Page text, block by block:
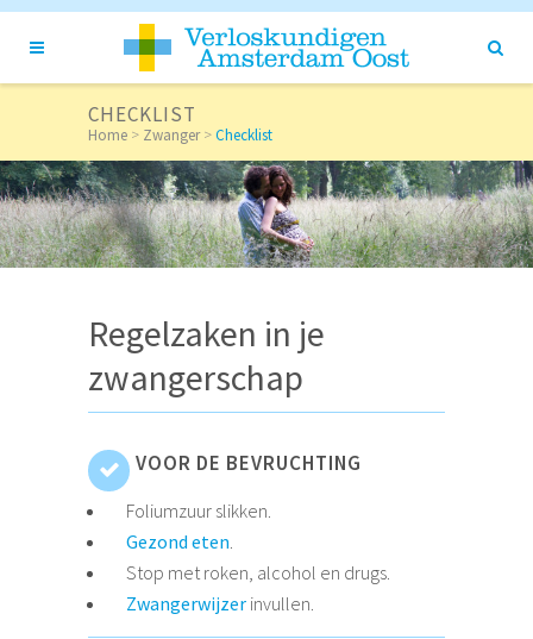
CHECKLIST
Home > Zwanger>Checklist
Regelzaken in je
zwangerschap
VOOR DE BEVRUCHTING
Foliumzuur slikken.
Gezond eten
Stop met roken, alcohol en drugs.
Zwangerwijzer invullen.